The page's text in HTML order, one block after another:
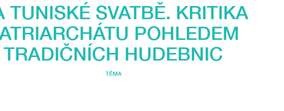
TUNISKÉ SVATBĚ. KRITIKA
POHLEDEM
TRADIČNÍCH HUDEBNIC
TÉMA